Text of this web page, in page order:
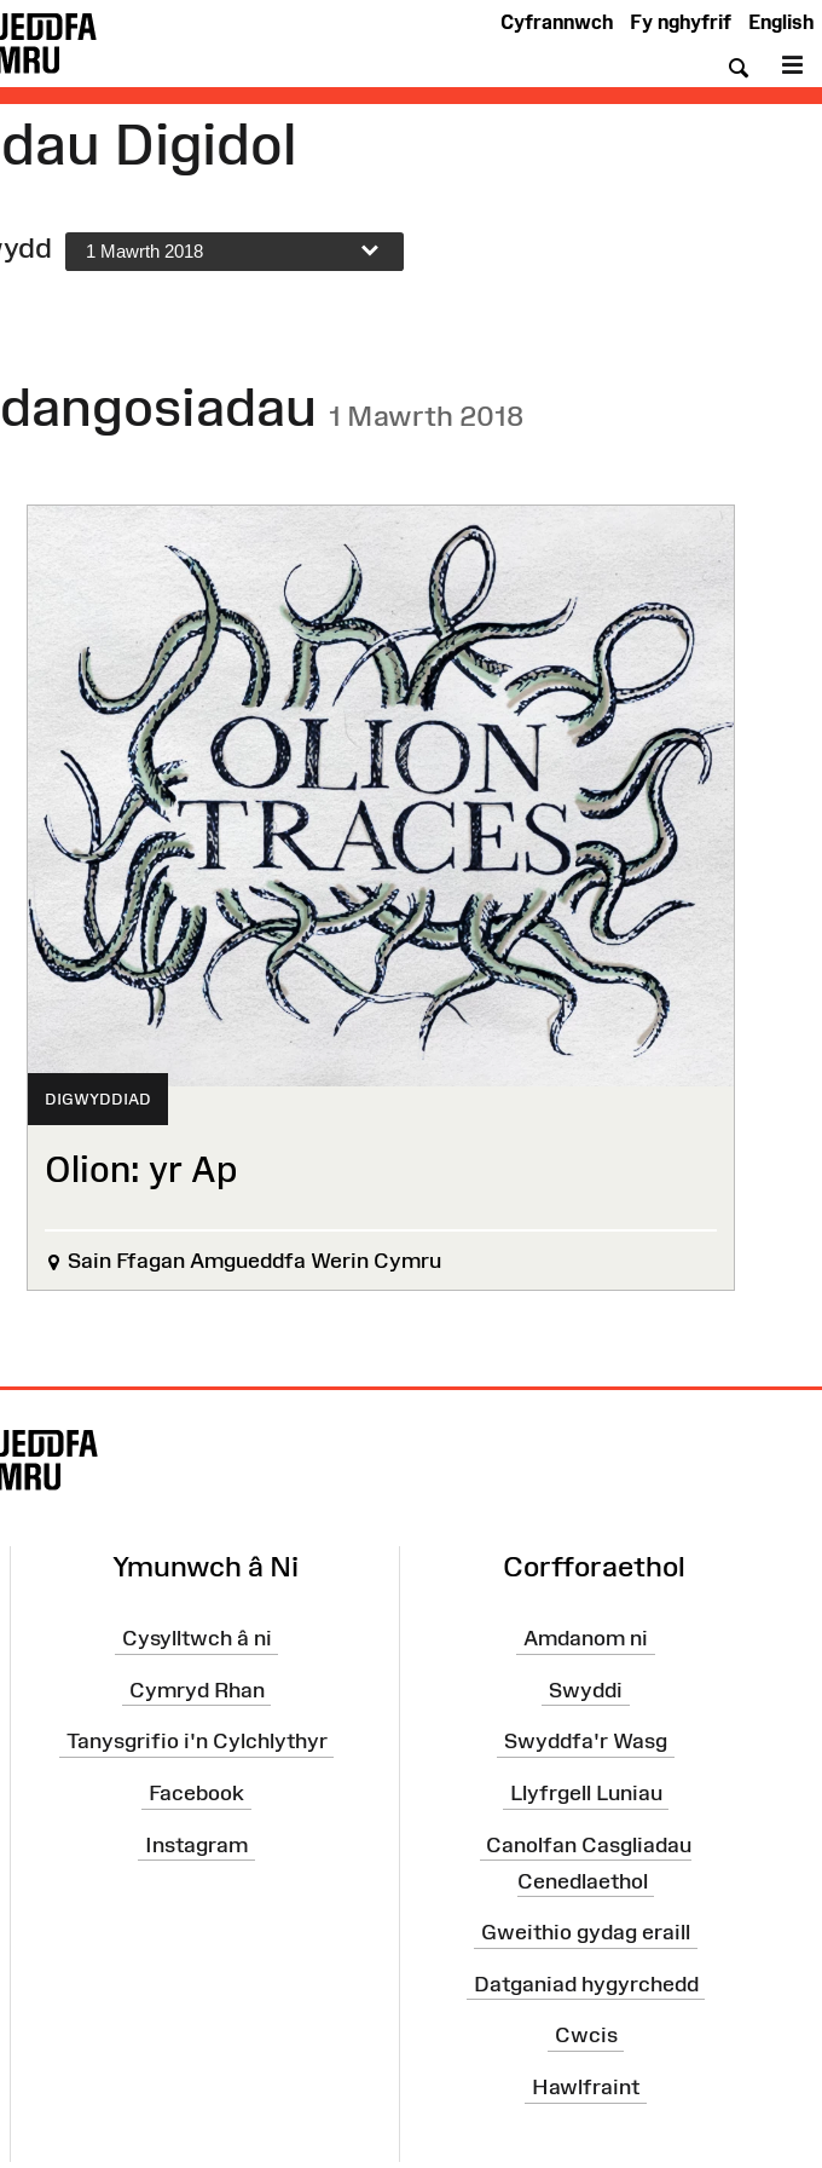
English
Fy nghyfrif
Cyfrannwch
Digidol
1 Mawrth 2018
1 Mawrth 2018
DIGWYDDIAD
Olion: yr Ap
Sain Ffagan Amgueddfa Werin Cymru
Ymunwch â Ni
Cysylltwch â ni
Cymryd Rhan
Tanysgrifio i'n Cylchlythyr
Facebook
Instagram
Corfforaethol
Amdanom ni
Swyddi
Swyddfa'r Wasg
Llyfrgell Luniau
Canolfan Casgliadau
Cenedlaethol
Gweithio gydag eraill
Datganiad hygyrchedd
Cwcis
Hawlfraint